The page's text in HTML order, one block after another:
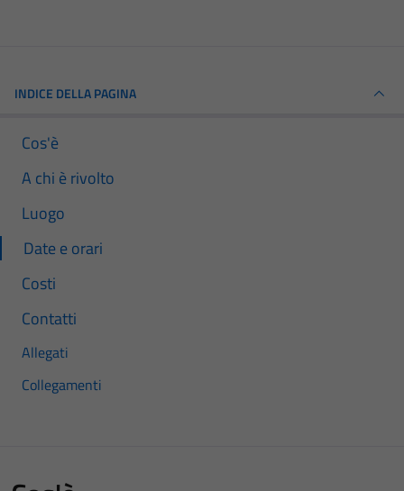
INDICE DELLA PAGINA
Cos'è
A chi è rivolto
Luogo
Date e orari
Costi
Contatti
Allegati
Collegamenti